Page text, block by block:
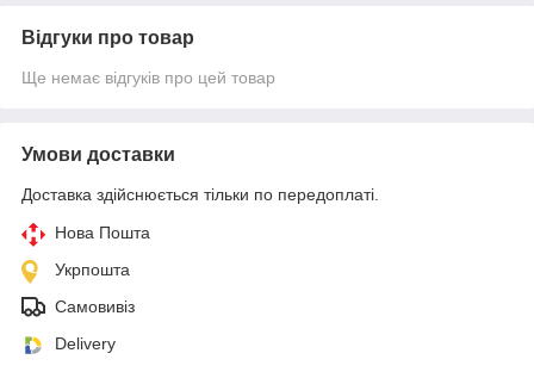
Відгуки про товар
Ще немає відгуків про цей товар
Умови доставки
Доставка здійснюється тільки по передоплаті.
Нова Пошта
Укрпошта
Самовивіз
Delivery